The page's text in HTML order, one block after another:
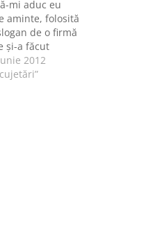
mi aduc eu
aminte, folosită
de o firmă
şi-a făcut
la teve
după
2012